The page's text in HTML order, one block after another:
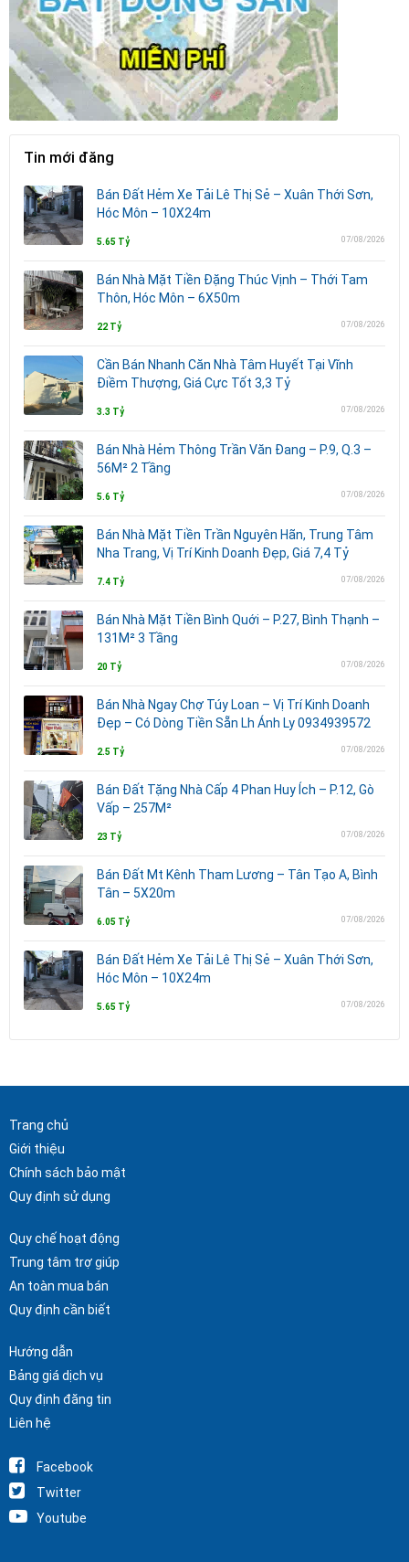
Tin mới đăng
Bán Đất Hẻm Xe Tải Lê Thị Sẻ – Xuân Thới Sơn,
Hóc Môn – 10X24m
5.65 Tỷ 07/08/2026
Bán Nhà Mặt Tiền Đặng Thúc Vịnh – Thới Tam
Thôn, Hóc Môn – 6X50m
22 Tỷ 07/08/2026
Cần Bán Nhanh Căn Nhà Tâm Huyết Tại Vĩnh
Điềm Thượng, Giá Cực Tốt 3,3 Tỷ
3.3 Tỷ 07/08/2026
Bán Nhà Hẻm Thông Trần Văn Đang – P.9, Q.3 –
56M² 2 Tầng
5.6 Tỷ 07/08/2026
Bán Nhà Mặt Tiền Trần Nguyên Hãn, Trung Tâm
Nha Trang, Vị Trí Kinh Doanh Đẹp, Giá 7,4 Tỷ
7.4 Tỷ 07/08/2026
Bán Nhà Mặt Tiền Bình Quới – P.27, Bình Thạnh –
131M² 3 Tầng
20 Tỷ 07/08/2026
Bán Nhà Ngay Chợ Túy Loan – Vị Trí Kinh Doanh
Đẹp – Có Dòng Tiền Sẵn Lh Ánh Ly 0934939572
2.5 Tỷ 07/08/2026
Bán Đất Tặng Nhà Cấp 4 Phan Huy Ích – P.12, Gò
Vấp – 257M²
23 Tỷ 07/08/2026
Bán Đất Mt Kênh Tham Lương – Tân Tạo A, Bình
Tân – 5X20m
6.05 Tỷ 07/08/2026
Bán Đất Hẻm Xe Tải Lê Thị Sẻ – Xuân Thới Sơn,
Hóc Môn – 10X24m
5.65 Tỷ 07/08/2026
Trang chủ
Giới thiệu
Chính sách bảo mật
Quy định sử dụng
Quy chế hoạt động
Trung tâm trợ giúp
An toàn mua bán
Quy định cần biết
Hướng dẫn
Bảng giá dịch vụ
Quy định đăng tin
Liên hệ
Facebook
Twitter
Youtube